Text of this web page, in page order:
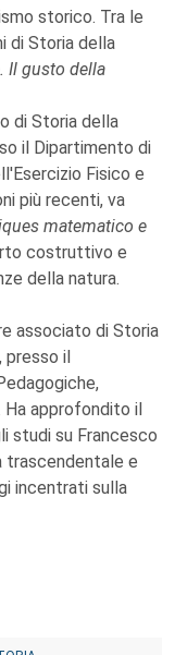
storico. Tra le
di Storia della
Il gusto della
di Storia della
il Dipartimento di
Fisico e
più recenti, va
matematico e
costruttivo e
della natura.
associato di Storia
presso il
Ha approfondito il
studi su Francesco
trascendentale e
incentrati sulla